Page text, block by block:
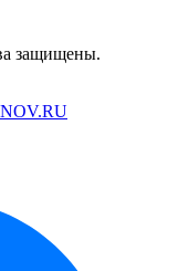
защищены.